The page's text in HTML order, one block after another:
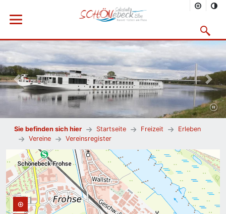
Menü öffnen
Vorheriges Bild
Sie befinden sich hier Startseite Freizeit
Erleben
Vereine
Vereinsregister